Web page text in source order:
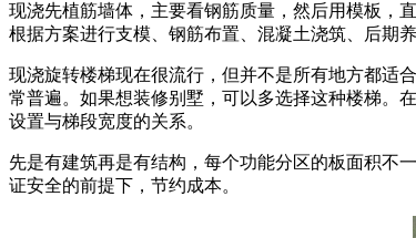
现浇先植筋墙体，主要看钢筋质量，然后用模板，
根据方案进行支模、钢筋布置、混凝土浇筑、后期
现浇旋转楼梯现在很流行，但并不是所有地方都适
常普遍。如果想装修别墅，可以多选择这种楼梯。
设置与梯段宽度的关系。
先是有建筑再是有结构，每个功能分区的板面积不
证安全的前提下，节约成本。